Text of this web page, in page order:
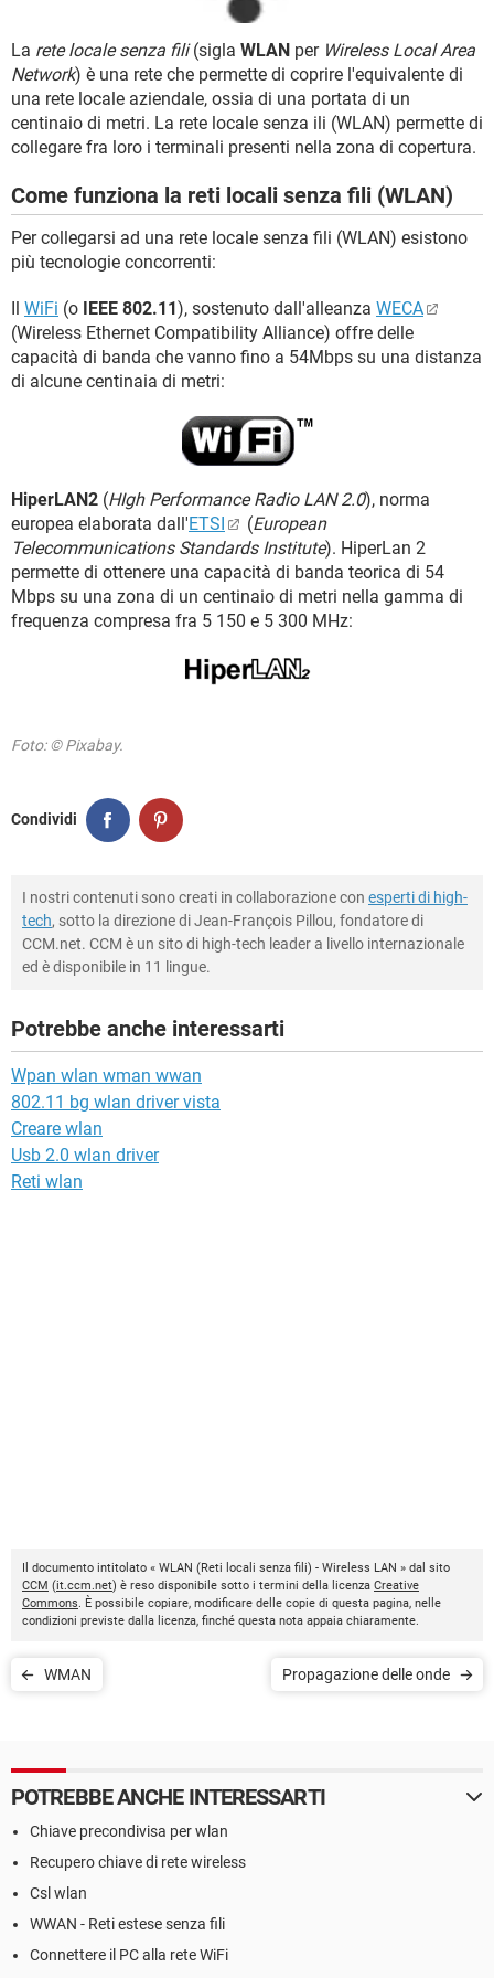
HARDWARE
La rete locale senza fili(sigla WLAN per Wireless Local Area
Network) è una rete che permette di coprire l'equivalente di
una rete locale aziendale, ossia di una portata di un
centinaio di metri. La rete locale senza ili (WLAN) permette di
collegare fra loro i terminali presenti nella zona di copertura.
Come funziona la reti locali senza fili (WLAN)
Per collegarsi ad una rete locale senza fili (WLAN) esistono
più tecnologie concorrenti:
Il WiFi (o IEEE 802.11), sostenuto dall'alleanza WECA
(Wireless Ethernet Compatibility Alliance) offre delle
capacità di banda che vanno fino a 54Mbps su una distanza
di alcune centinaia di metri:
HiperLAN2 (HIgh Performance Radio LAN 2.0), norma
europea elaborata dall'ETSI (European
Telecommunications Standards Institute). HiperLan 2
permette di ottenere una capacità di banda teorica di 54
Mbps su una zona di un centinaio di metri nella gamma di
frequenza compresa fra 5 150 e 5 300 MHz:
Foto: © Pixabay.
Condividi
I nostri contenuti sono creati in collaborazione con esperti di high-
tech, sotto la direzione di Jean-François Pillou, fondatore di
CCM.net. CCM è un sito di high-tech leader a livello internazionale
ed è disponibile in 11 lingue.
Potrebbe anche interessarti
Wpan wlan wman wwan
802.11 bg wlan driver vista
Creare wlan
Usb 2.0 wlan driver
Reti wlan
Il documento intitolato « WLAN (Reti locali senza fili) - Wireless LAN » dal sito
CCM (it.ccm.net) è reso disponibile sotto i termini della licenza Creative
Commons. È possibile copiare, modificare delle copie di questa pagina, nelle
condizioni previste dalla licenza, finché questa nota appaia chiaramente.
WMAN Propagazione delle onde
POTREBBE ANCHE INTERESSARTI
Chiave precondivisa per wlan
Recupero chiave di rete wireless
Csl wlan
WWAN - Reti estese senza fili
Connettere il PC alla rete WiFi